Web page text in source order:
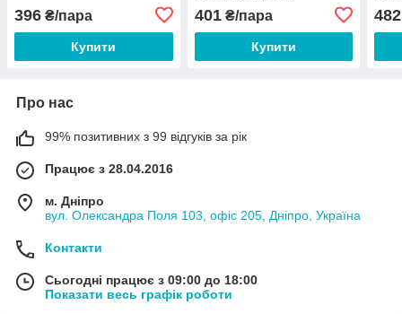
396 ₴/пара
Купити
401₴/пара
Купити
482
Про нас
99% позитивних з 99 відгуків за рік
Працює з 28.04.2016
м. Дніпро
вул. Олександра Поля 103, офіс 205, Дніпро, Україна
Контакти
Сьогодні працює з 09:00 до 18:00
Показати весь графік роботи